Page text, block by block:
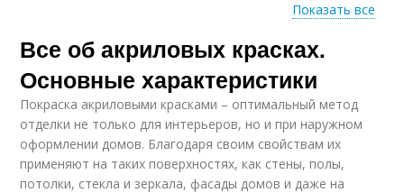
Краска для авто Акриловые краски
Краски для
Работы с акриловыми
Показать все
Все об акриловых красках.
Основные характеристики
Покраска акриловыми красками – оптимальный метод
отделки не только для интерьеров, но и при наружном
оформлении домов. Благодаря своим свойствам их
применяют на таких поверхностях, как стены, полы,
потолки, стекла и зеркала, фасады домов и даже на